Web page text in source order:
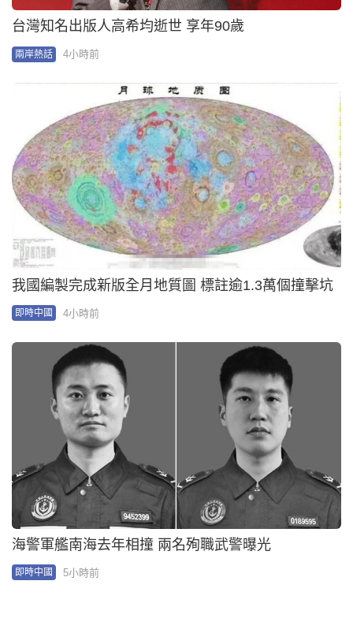
台灣知名出版人高希均逝世 享年90歲
兩岸熱話 4小時前
我國編製完成新版全月地質圖 標註逾1.3萬個撞擊坑
即時中國 4小時前
海警軍艦南海去年相撞 兩名殉職武警曝光
即時中國 5小時前